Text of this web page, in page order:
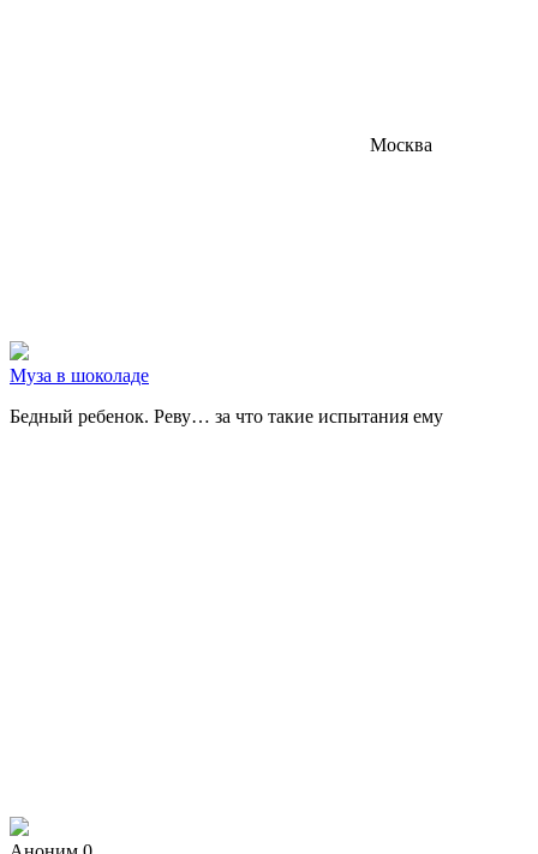
Москва
Муза в шоколаде
Бедный ребенок. Реву… за что такие испытания ему